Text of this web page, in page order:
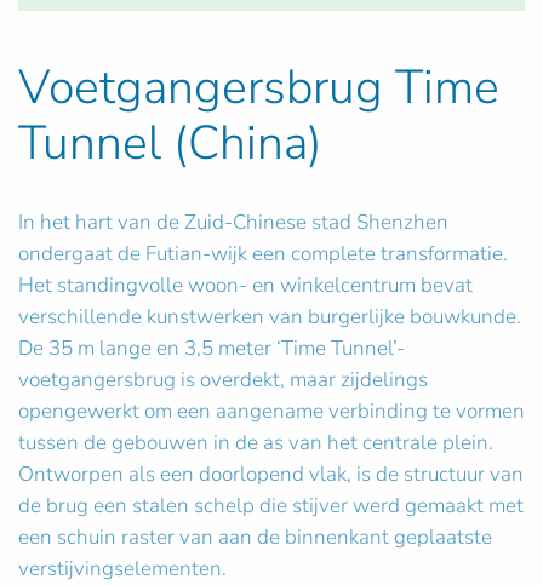
Voetgangersbrug Time
Tunnel (China)
In het hart van de Zuid-Chinese stad Shenzhen
ondergaat de Futian-wijk een complete transformatie.
Het standingvolle woon- en winkelcentrum bevat
verschillende kunstwerken van burgerlijke bouwkunde.
De 35 m lange en 3,5 meter ‘Time Tunnel’-
voetgangersbrug is overdekt, maar zijdelings
opengewerkt om een aangename verbinding te vormen
tussen de gebouwen in de as van het centrale plein.
Ontworpen als een doorlopend vlak, is de structuur van
de brug een stalen schelp die stijver werd gemaakt met
een schuin raster van aan de binnenkant geplaatste
verstijvingselementen.